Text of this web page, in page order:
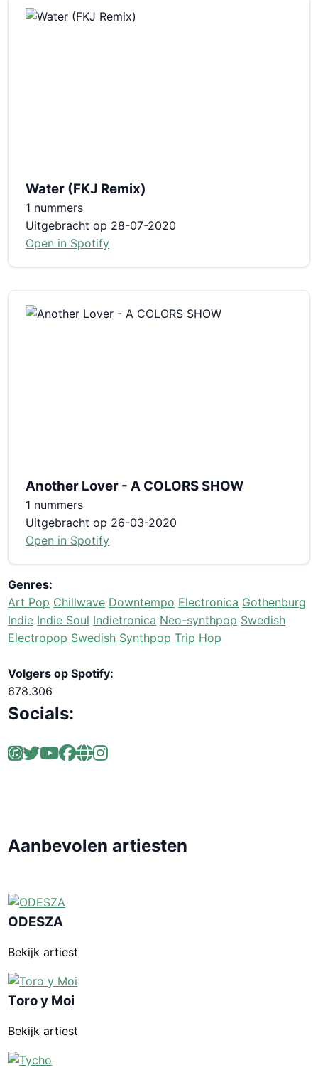
Water (FKJ Remix)
1 nummers
Uitgebracht op 28-07-2020
Open in Spotify
Another Lover - A COLORS SHOW
1 nummers
Uitgebracht op 26-03-2020
Open in Spotify
Genres:
Art Pop Chillwave Downtempo Electronica Gothenburg
Indie Indie Soul Indietronica Neo-synthpop Swedish
Electropop Swedish Synthpop Trip Hop
Volgers op Spotify:
678.306
Socials:
Aanbevolen artiesten
ODESZA
Bekijk artiest
Toro y Moi
Bekijk artiest